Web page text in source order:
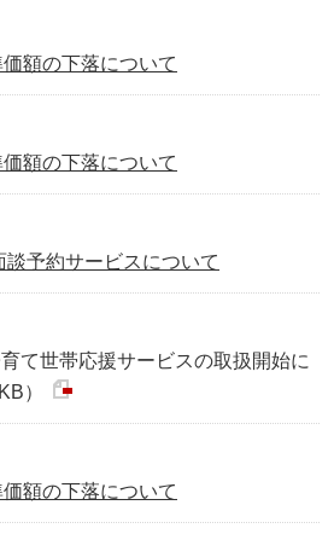
額の下落について
額の下落について
予約サービスについて
て世帯応援サービスの取扱開始に
）
額の下落について